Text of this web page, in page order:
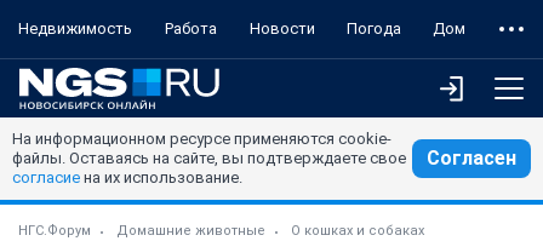
Недвижимость Работа Новости Погода Дом
На информационном ресурсе применяются cookie-
файлы. Оставаясь на сайте, вы подтверждаете свое
согласие на их использование.
Согласен
НГС.Форум Домашние животные О кошках и собаках